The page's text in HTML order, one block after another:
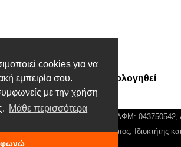
cookies για να
εμπειρία σου.
με την χρήση
Μάθε περισσότερα
άρθρο
Η κυβέρνηση να απολογηθεί
το καθεστώς ανομίας
Διακριτικός Τίτλος: Orion Media, ΑΦΜ:
Νόμιμος Εκπρόσωπος, Ιδιοκτήτης